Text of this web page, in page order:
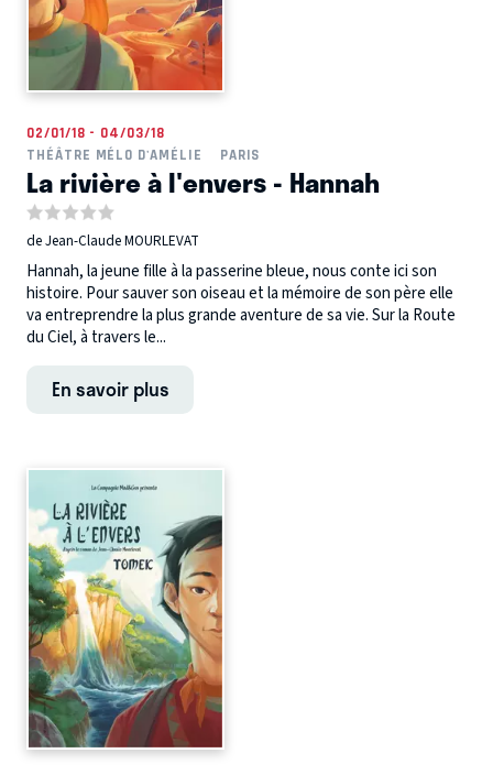
02/01/18 - 04/03/18
THÉÂTRE MÉLO D'AMÉLIE
PARIS
La rivière à l'envers - Hannah
de Jean-Claude MOURLEVAT
Hannah, la jeune fille à la passerine bleue, nous conte ici son
histoire. Pour sauver son oiseau et la mémoire de son père elle
va entreprendre la plus grande aventure de sa vie. Sur la Route
du Ciel, à travers le...
En savoir plus